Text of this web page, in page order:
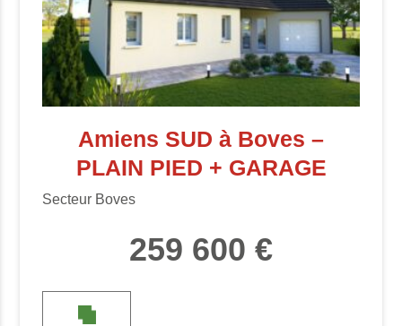
Amiens SUD à Boves –
PLAIN PIED + GARAGE
Secteur Boves
259 600 €